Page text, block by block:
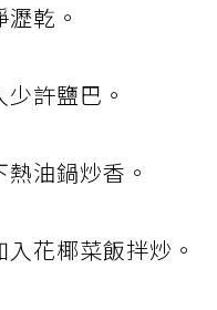
乾。
許鹽巴。
油鍋炒香。
花椰菜飯拌炒。